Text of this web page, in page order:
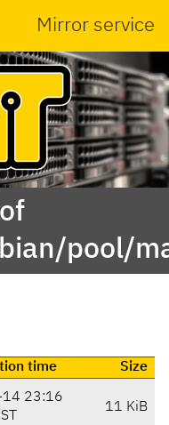
Mirror service
pool/
time
Size
23:16
11 KiB